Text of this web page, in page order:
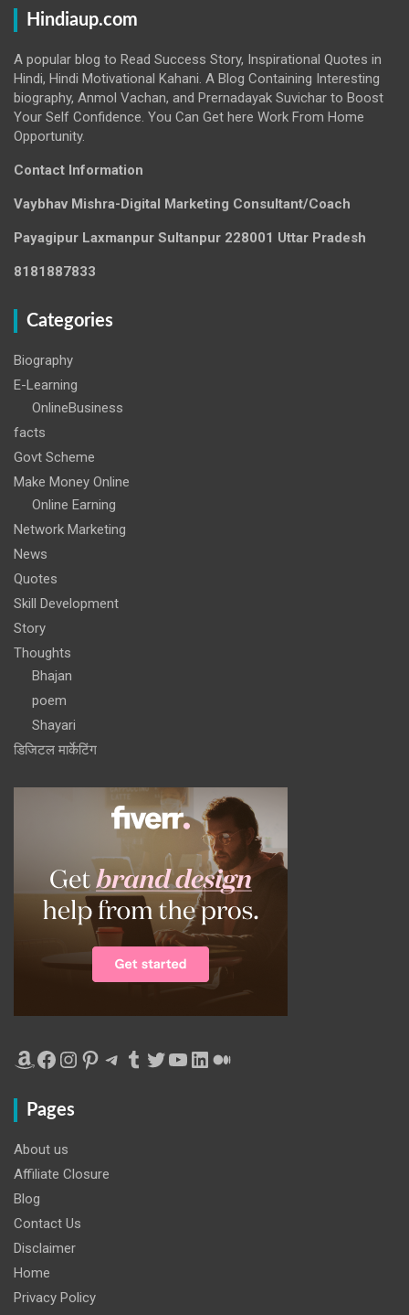
Hindiaup.com
A popular blog to Read Success Story, Inspirational Quotes in
Hindi, Hindi Motivational Kahani. A Blog Containing Interesting
biography, Anmol Vachan, and Prernadayak Suvichar to Boost
Your Self Confidence. You Can Get here Work From Home
Opportunity.
Contact Information
Vaybhav Mishra-Digital Marketing Consultant/Coach
Payagipur Laxmanpur Sultanpur 228001 Uttar Pradesh
8181887833
Categories
Biography
E-Learning
OnlineBusiness
facts
Govt Scheme
Make Money Online
Online Earning
Network Marketing
News
Quotes
Skill Development
Story
Thoughts
Bhajan
poem
Shayari
डिजिटल मार्केटिंग
Amazon
Facebook
Instagram
Pinterest
Telegram
Tumblr
Twitter
YouTube
LinkedIn
Medium
Pages
About us
Affiliate Closure
Blog
Contact Us
Disclaimer
Home
Privacy Policy